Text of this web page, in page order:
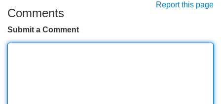
Report this page
Comments
Submit a Comment